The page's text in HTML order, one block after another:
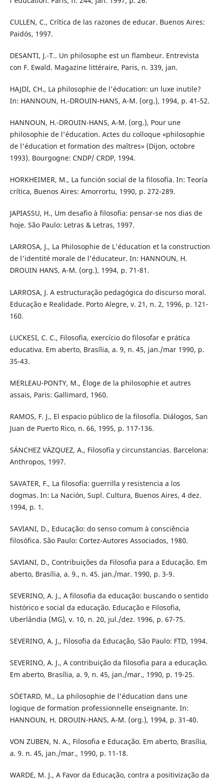
CULLEN, C., Crítica de las razones de educar. Buenos Aires:
Paidós, 1997.
DESANTI, J.-T.. Un philosophe est un flambeur. Entrevista
con F. Ewald. Magazine littéraire, Paris, n. 339, jan.
HAJDI, CH., La philosophie de l'éducation: un luxe inutile?
In: HANNOUN, H.-DROUIN-HANS, A-M. (org.), 1994, p. 41-52.
HANNOUN, H.-DROUIN-HANS, A-M. (org.), Pour une
philosophie de l'éducation. Actes du colloque «philosophie
de l'éducation et formation des maîtres» (Dijon, octobre
1993). Bourgogne: CNDP/ CRDP, 1994.
HORKHEIMER, M., La función social de la filosofía. In: Teoría
crítica, Buenos Aires: Amorrortu, 1990, p. 272-289.
JAPIASSU, H., Um desafio à filosofia: pensar-se nos dias de
hoje. São Paulo: Letras & Letras, 1997.
LARROSA, J., La Philosophie de L'éducation et la construction
de l'identité morale de l'éducateur. In: HANNOUN, H.
DROUIN HANS, A-M. (org.), 1994, p. 71-81.
LARROSA, J. A estructuração pedagógica do discurso moral.
Educação e Realidade. Porto Alegre, v. 21, n. 2, 1996, p. 121-
160.
LUCKESI, C. C., Filosofia, exercício do filosofar e prática
educativa. Em aberto, Brasília, a. 9, n. 45, jan./mar 1990, p.
35-43.
MERLEAU-PONTY, M., Éloge de la philosophie et autres
assais, Paris: Gallimard, 1960.
RAMOS, F. J., El espacio público de la filosofía. Diálogos, San
Juan de Puerto Rico, n. 66, 1995, p. 117-136.
SÁNCHEZ VÁZQUEZ, A., Filosofía y circunstancias. Barcelona:
Anthropos, 1997.
SAVATER, F., La filosofía: guerrilla y resistencia a los
dogmas. In: La Nación, Supl. Cultura, Buenos Aires, 4 dez.
1994, p. 1.
SAVIANI, D., Educação: do senso comum à consciência
filosófica. São Paulo: Cortez-Autores Associados, 1980.
SAVIANI, D., Contribuições da Filosofia para a Educação. Em
aberto, Brasília, a. 9., n. 45. jan./mar. 1990, p. 3-9.
SEVERINO, A. J., A filosofia da educação: buscando o sentido
histórico e social da educação. Educação e Filosofia,
Uberlândia (MG), v. 10, n. 20, jul./dez. 1996, p. 67-75.
SEVERINO, A. J., Filosofia da Educação, São Paulo: FTD, 1994.
SEVERINO, A. J., A contribuição da filosofia para a educação.
Em aberto, Brasília, a. 9, n. 45, jan./mar., 1990, p. 19-25.
SÖETARD, M., La philosophie de l'éducation dans une
logique de formation professionnelle enseignante. In:
HANNOUN, H. DROUIN-HANS, A-M. (org.), 1994, p. 31-40.
VON ZUBEN, N. A., Filosofia e Educação. Em aberto, Brasília,
a. 9. n. 45, jan./mar., 1990, p. 11-18.
WARDE, M. J., A Favor da Educação, contra a positivização da